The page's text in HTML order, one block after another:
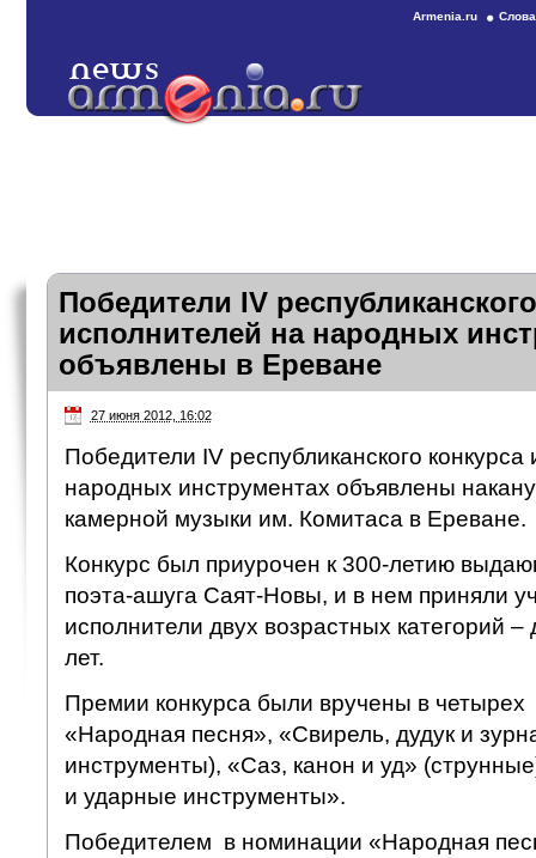
Armenia.ru
Победители IV
исполнителей на народных
объявлены в Ереване
27 июня 2012, 16:02
Победители IV республиканского конкурса
народных инструментах объявлены
камерной музыки им. Комитаса в Ереване.
Конкурс был приурочен к 300-летию
поэта-ашуга Саят-Новы, и в нем приняли
исполнители двух возрастных категорий
лет.
Премии конкурса были вручены в
«Народная песня», «Свирель, дудук и
инструменты), «Саз, канон и уд»
и ударные инструменты».
Победителем в номинации «Народная